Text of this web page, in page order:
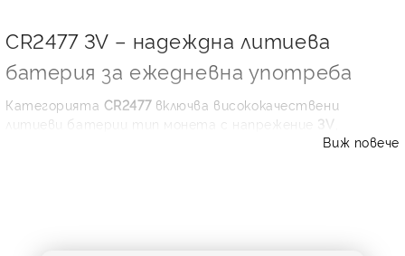
CR2477 3V – надеждна литиева
батерия за ежедневна употреба
Категорията CR2477включва висококачествени
литиеви батерии тип монета с напрежение 3V
подходящи за устройства, при които са важниВиж повече